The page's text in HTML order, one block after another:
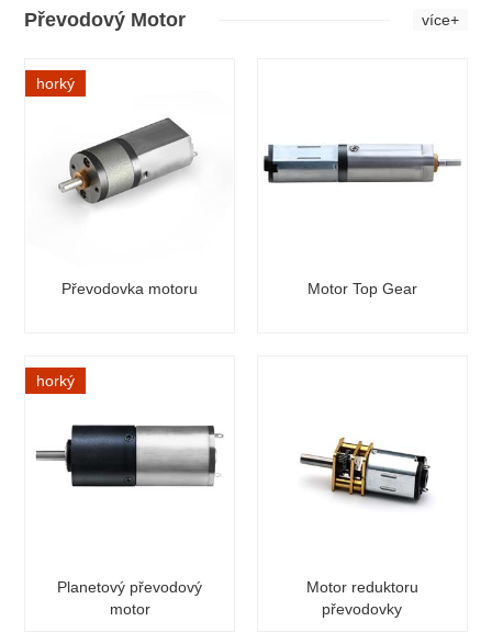
Převodový Motor více+
horký
Převodovka motoru Motor Top Gear
horký
Planetový převodový
motor
Motor reduktoru
převodovky